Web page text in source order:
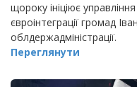
щороку ініціює
євроінтеграції громад
облдержадміністрації.
Переглянути